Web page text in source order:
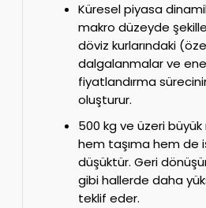
Küresel piyasa
makro düzeyde
döviz kurlarındaki
dalgalanmalar ve
fiyatlandırma
oluşturur.
500 kg ve üzeri büyük
hem taşıma hem de
düşüktür. Geri
gibi hallerde daha
teklif eder.